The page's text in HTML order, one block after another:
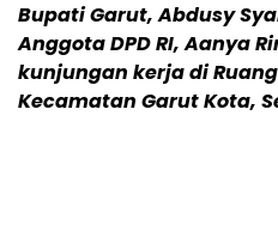
Bupati Garut, Abdusy
Anggota DPD RI, Aanya
kunjungan kerja di
Kecamatan Garut Kota,